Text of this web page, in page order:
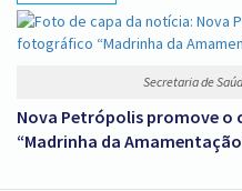
Secretaria de
Nova Petrópolis promove
“Madrinha da Amamentação